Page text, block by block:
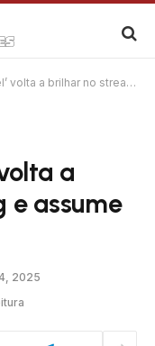
no streaming e assume o topo da HBO Max
a
e assume
2025